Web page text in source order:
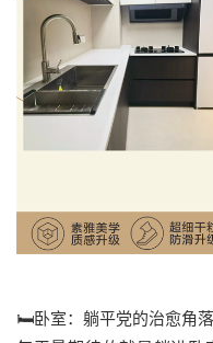
🛏️卧室：躺平党的治愈角落